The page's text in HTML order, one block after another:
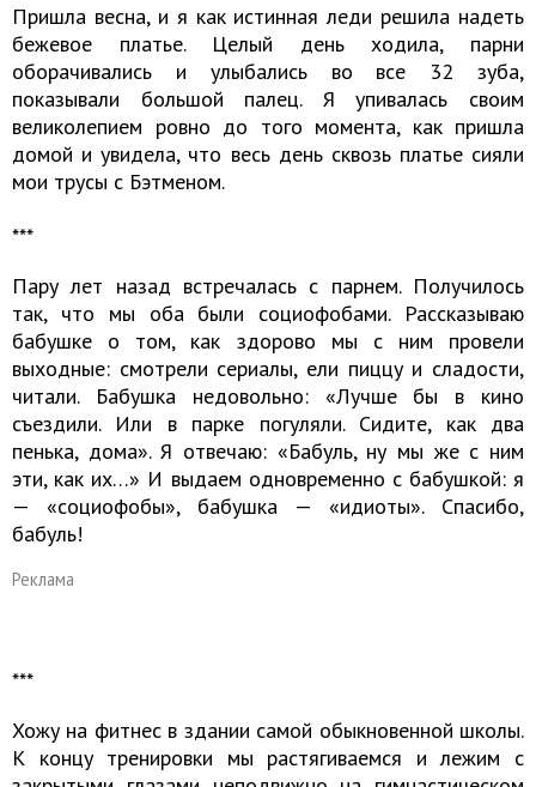
Пришла весна, и я как истинная леди решила надеть
бежевое платье. Целый день ходила, парни
оборачивались и улыбались во все 32 зуба,
показывали большой палец. Я упивалась своим
великолепием ровно до того момента, как пришла
домой и увидела, что весь день сквозь платье сияли
мои трусы с Бэтменом.
​​​​​​​***
Пару лет назад встречалась с парнем. Получилось
так, что мы оба были социофобами. Рассказываю
бабушке о том, как здорово мы с ним провели
выходные: смотрели сериалы, ели пиццу и сладости,
читали. Бабушка недовольно: «Лучше бы в кино
съездили. Или в парке погуляли. Сидите, как два
пенька, дома». Я отвечаю: «Бабуль, ну мы же с ним
эти, как их…» И выдаем одновременно с бабушкой: я
— «социофобы», бабушка — «идиоты». Спасибо,
бабуль!
Реклама
​​​​​​​***
Хожу на фитнес в здании самой обыкновенной школы.
К концу тренировки мы растягиваемся и лежим с